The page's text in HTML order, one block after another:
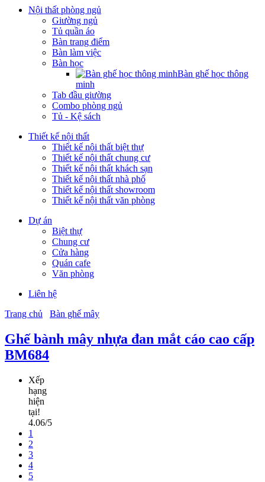
Nội thất phòng ngủ
Giường ngủ
Tủ quần áo
Bàn trang điểm
Bàn làm việc
Bàn học
Bàn ghế học thông
minh
Tab đầu giường
Combo phòng ngủ
Tủ - Kệ sách
Thiết kế nội thất
Thiết kế nội thất biệt thự
Thiết kế nội thất chung cư
Thiết kế nội thất khách sạn
Thiết kế nội thất nhà phố
Thiết kế nội thất showroom
Thiết kế nội thất văn phòng
Dự án
Biệt thự
Chung cư
Cửa hàng
Quán cafe
Văn phòng
Liên hệ
Trang chủ
Bàn ghế mây
Ghế bành mây nhựa đan mắt cáo cao cấp
BM684
Xếp
hạng
hiện
tại!
4.06/5
1
2
3
4
5